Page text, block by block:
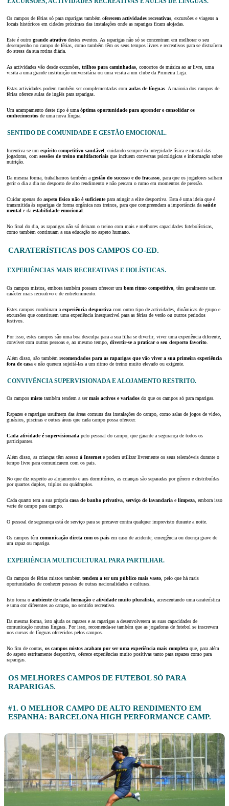
Os campos de férias só para raparigas também oferecem actividades recreativas, excursões e viagens a
locais históricos em cidades próximas das instalações onde as raparigas ficam alojadas.
Este é outro grande atrativo destes eventos. As raparigas não só se concentram em melhorar o seu
desempenho no campo de férias, como também têm os seus tempos livres e recreativos para se distraírem
do stress da sua rotina diária.
As actividades vão desde excursões, trilhos para caminhadas, concertos de música ao ar livre, uma
visita a uma grande instituição universitária ou uma visita a um clube da Primeira Liga.
Estas actividades podem também ser complementadas com aulas de línguas. A maioria dos campos de
férias oferece aulas de inglês para raparigas.
Um acampamento deste tipo é umaóptima oportunidade para aprender e consolidar os
conhecimentos de uma nova língua.
SENTIDO DE COMUNIDADE E GESTÃO EMOCIONAL.
Incentiva-se um espírito competitivo saudável , cuidando sempre da integridade física e mental das
jogadoras, com sessões de treino multifactoriais que incluem conversas psicológicas e informação sobre
nutrição.
Da mesma forma, trabalhamos também a gestão do sucesso e do fracasso , para que os jogadores saibam
gerir o dia a dia no desporto de alto rendimento e não percam o rumo em momentos de pressão.
Cuidar apenas do aspeto físico não é suficientepara atingir a elite desportiva. Esta é uma ideia que é
transmitida às raparigas de forma orgânica nos treinos, para que compreendam a importância da saúde
mental e da estabilidade emocional
No final do dia, as raparigas não só deixam o treino com mais e melhores capacidades futebolísticas,
como também continuam a sua educação no aspeto humano.
CARATERÍSTICAS DOS CAMPOS CO-ED.
EXPERIÊNCIAS MAIS RECREATIVAS E HOLÍSTICAS.
Os campos mistos, embora também possam oferecer um bom ritmo competitivo , têm geralmente um
carácter mais recreativo e de entretenimento.
Estes campos combinam a experiência desportiva com outro tipo de actividades, dinâmicas de grupo e
excursões que constituem uma experiência inesquecível para as férias de verão ou outros períodos
festivos.
Por isso, estes campos são uma boa desculpa para a sua filha se divertir, viver uma experiência diferente,
conviver com outras pessoas e, ao mesmo tempo, divertir-se a praticar o seu desporto favorito
Além disso, são também recomendados para as raparigas que vão viver a sua primeira experiência
fora de casa e não querem sujeitá-las a um ritmo de treino muito elevado ou exigente.
CONVIVÊNCIA SUPERVISIONADA E ALOJAMENTO RESTRITO.
Os campos misto também tendem a sermais activos e variados do que os campos só para raparigas.
Rapazes e raparigas usufruem das áreas comuns das instalações do campo, como salas de jogos de vídeo,
ginásios, piscinas e outras áreas que cada campo possa oferecer.
Cada atividade é supervisionada pelo pessoal do campo, que garante a segurança de todos os
participantes.
Além disso, as crianças têm acesso à Internete podem utilizar livremente os seus telemóveis durante o
tempo livre para comunicarem com os pais.
No que diz respeito ao alojamento e aos dormitórios, as crianças são separadas por género e distribuídas
por quartos duplos, triplos ou quádruplos.
Cada quarto tem a sua própriacasa de banho privativa, serviço de lavandaria e limpeza, embora isso
varie de campo para campo.
O pessoal de segurança está de serviço para se precaver contra qualquer imprevisto durante a noite.
Os campos têm comunicação direta com os pais em caso de acidente, emergência ou doença grave de
um rapaz ou rapariga.
EXPERIÊNCIA MULTICULTURAL PARA PARTILHAR.
Os campos de férias mistos também tendem a ter um público mais vasto , pelo que há mais
oportunidades de conhecer pessoas de outras nacionalidades e culturas.
Isto torna o ambientede cada formação e atividade muito pluralista , acrescentando uma caraterística
e uma cor diferentes ao campo, no sentido recreativo.
Da mesma forma, isto ajuda os rapazes e as raparigas a desenvolverem as suas capacidades de
comunicação noutras línguas. Por isso, recomenda-se também que as jogadoras de futebol se inscrevam
nos cursos de línguas oferecidos pelos campos.
No fim de contas, os campos mistos acabam por ser uma experiência mais completa que, para além
do aspeto estritamente desportivo, oferece experiências muito positivas tanto para rapazes como para
raparigas.
OS MELHORES CAMPOS DE FUTEBOL SÓ PARA
RAPARIGAS.
#1. O MELHOR CAMPO DE ALTO RENDIMENTO EM
ESPANHA: BARCELONA HIGH PERFORMANCE CAMP.